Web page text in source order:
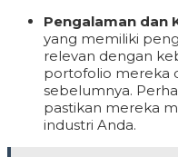
Pengalaman dan
yang memiliki
relevan dengan
portofolio mereka
sebelumnya.
pastikan mereka
industri Anda.